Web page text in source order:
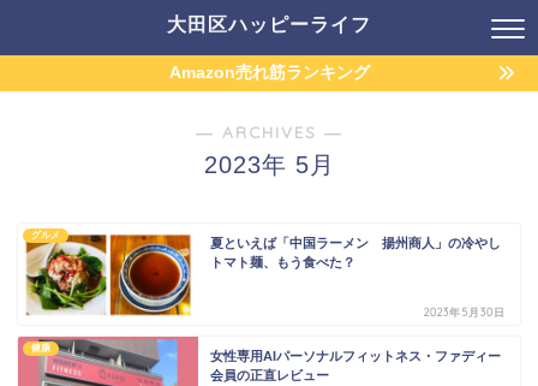
大田区ハッピーライフ
Amazon売れ筋ランキング
― ARCHIVES ―
2023年 5月
グルメ
夏といえば「中国ラーメン 揚州商人」の冷やし
トマト麺、もう食べた？
2023年5月30日
健康
女性専用AIパーソナルフィットネス・ファディー
会員の正直レビュー